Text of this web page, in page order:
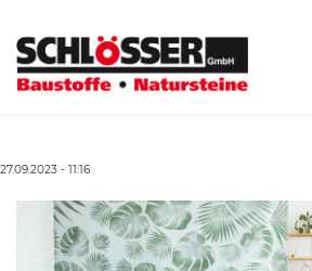
27.09.2023 - 11:16